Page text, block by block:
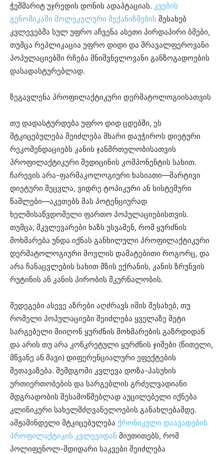
ჭეშმარიტ უჯრედის დონის ადაპტაციას. კვების
გენომიკაში მოლეკულური მექანიზმების შესახებ
კვლევებმა სულ უფრო აჩვენა ასეთი პირდაპირი ბმები,
თუმცა რეპლიკაცია უფრო დიდი და მრავალფეროვანი
პოპულაციებში რჩება მნიშვნელოვანი განზოგადოების
დასადასტურებლად.
ზეგავლენა პროფილაქტიკური დერმატოლოგიისათვის
თუ დადასტურდება უფრო დიდ ცდებში, ეს
მტკიცებულება შეიძლება მხარი დაუჭიროს დიეტური
რეკომენდაციებს კანის ჯანმრთელობისათვის
პროფილაქტიკური მედიცინის კომპონენტის სახით.
ჩარევის არა-ფარმაკოლოგიური ხასიათი—მარტივი
დიეტური შეცვლა, ვიდრე ტოპიკური ან სისტემური
წამლები—აკეთებს მას პოტენციურად
ხელმისაწვდომელი ფართო პოპულაციებისთვის.
თუმცა, მკვლევარები ხაზს უსვამენ, რომ ყურძნის
მოხმარება უნდა იქნას განხილული პროფილაქტიკური
დერმატოლოგიური მოვლის დამატებითი როგორც, და
არა ჩანაცვლების სახით მზის ექრანის, კანის ზრუნვის
რუტინის ან კანის პირობის მკურნალობის.
შედეგები ასევე აზრები აღძრავს იმის შესახებ, თუ
რომელი პოპულაციები შეიძლება ყველაზე მეტი
სარგებელი მიიღონ ყურძნის მოხმარების გაზრდიდან
და არის თუ არა კონკრეტული ყურძნის ჯიშები (წითელი,
მწვანე ან შავი) დიფერენციალური ეფექტების
შეთავაზება. შემდგომი კვლევა დოზა-პასუხის
ურთიერთობების და სარგებლის გრძელვადიანი
მდგრადობის შესამოწმებლად აუცილებელი იქნება
კლინიკური სახელმძღვანელოების განახლებამდე.
ამჟამინდელი მტკიცებულება ქრონიკული დაავადების
პროფილაქტიკის კვლევიდან მიუთითებს, რომ
პოლიფენოლ-მდიდარი საკვები შეიძლება